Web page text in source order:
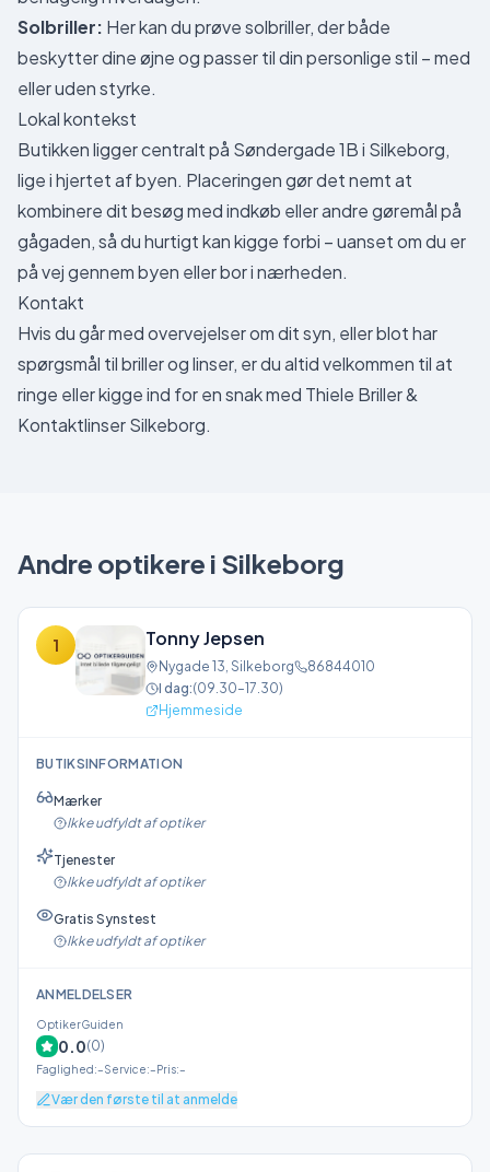
Solbriller: Her kan du prøve solbriller, der både
beskytter dine øjne og passer til din personlige stil – med
eller uden styrke.
Lokal kontekst
Butikken ligger centralt på Søndergade 1B i Silkeborg,
lige i hjertet af byen. Placeringen gør det nemt at
kombinere dit besøg med indkøb eller andre gøremål på
gågaden, så du hurtigt kan kigge forbi – uanset om du er
på vej gennem byen eller bor i nærheden.
Kontakt
Hvis du går med overvejelser om dit syn, eller blot har
spørgsmål til briller og linser, er du altid velkommen til at
ringe eller kigge ind for en snak med Thiele Briller &
Kontaktlinser Silkeborg.
Andre optikere i Silkeborg
1 Tonny Jepsen
Nygade 13, Silkeborg
86844010
I dag:(09.30–17.30)
Hjemmeside
BUTIKSINFORMATION
Mærker
Ikke udfyldt af optiker
Tjenester
Ikke udfyldt af optiker
Gratis Synstest
Ikke udfyldt af optiker
ANMELDELSER
OptikerGuiden
0.0(0)
Faglighed:–Service:–Pris:–
Vær den første til at anmelde